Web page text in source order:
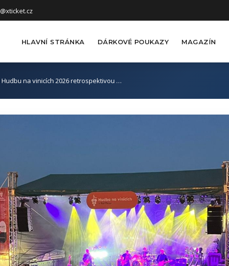
HLAVNÍ STRÁNKA DÁRKOVÉ POUKAZY MAGAZÍN
na vinicích 2026 retrospektivou …